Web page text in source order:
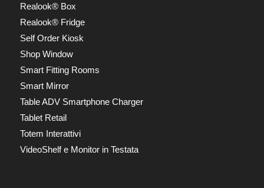
Realook® Box
Realook® Fridge
Self Order Kiosk
Shop Window
Smart Fitting Rooms
Smart Mirror
Table ADV Smartphone Charger
Tablet Retail
Totem Interattivi
VideoShelf e Monitor in Testata